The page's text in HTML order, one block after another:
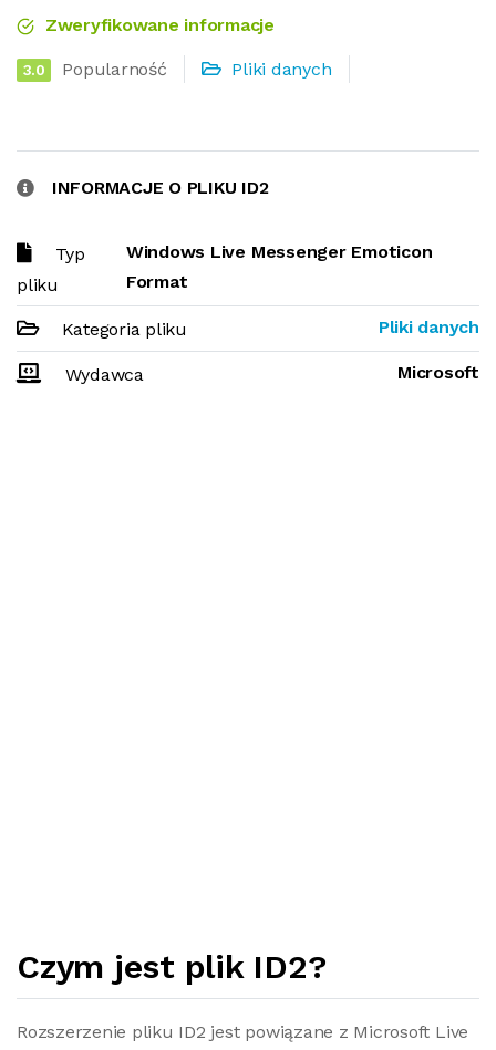
Zweryfikowane informacje
3.0 Popularność Pliki danych
INFORMACJE O PLIKU ID2
Typ
pliku
Windows Live Messenger Emoticon
Format
Kategoria pliku Pliki danych
Wydawca Microsoft
Czym jest plik ID2?
Rozszerzenie pliku ID2 jest powiązane z Microsoft Live